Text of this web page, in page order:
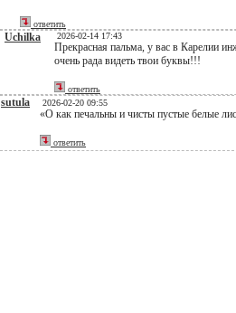
ответить
Uchilka 2026-02-14 17:43
Прекрасная пальма, у вас в Карелии
очень рада видеть твои буквы!!!
ответить
sutula 2026-02-20 09:55
«О как печальны и чисты пустые белые
ответить